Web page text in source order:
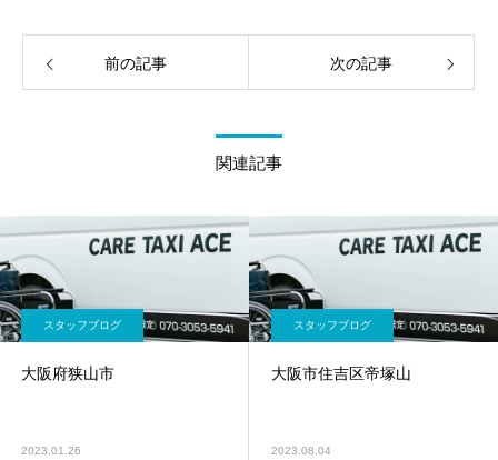
前の記事 次の記事
関連記事
スタッフブログ
大阪府狭山市
2023.01.26
スタッフブログ
大阪市住吉区帝塚山
2023.08.04